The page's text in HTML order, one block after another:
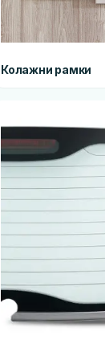
Колажни рамки